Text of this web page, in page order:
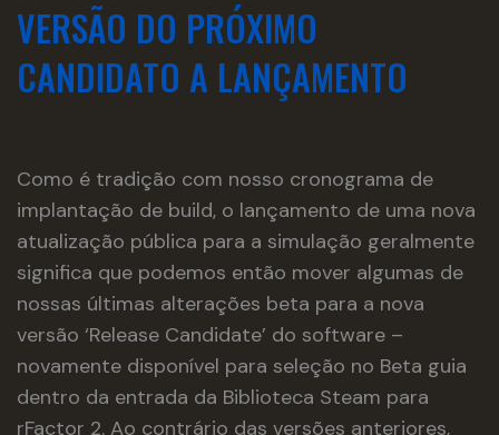
VERSÃO DO PRÓXIMO
CANDIDATO A LANÇAMENTO
Como é tradição com nosso cronograma de
implantação de build, o lançamento de uma nova
atualização pública para a simulação geralmente
significa que podemos então mover algumas de
nossas últimas alterações beta para a nova
versão ‘Release Candidate’ do software –
novamente disponível para seleção no Beta guia
dentro da entrada da Biblioteca Steam para
rFactor 2. Ao contrário das versões anteriores,